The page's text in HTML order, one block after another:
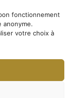
fonctionnement
anonyme.
votre choix à
réservés ·
légales